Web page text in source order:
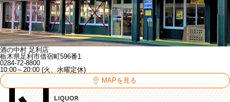
酒の中村 足利店
栃木県足利市借宿町596番1
0284-72-8800
10:00～20:00 (火、水曜定休)
MAPを見る